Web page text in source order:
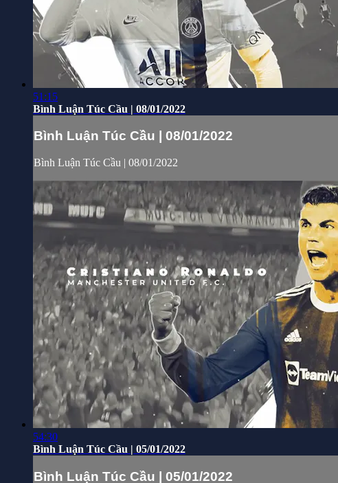
51:15
Bình Luận Túc Cầu | 08/01/2022
Bình Luận Túc Cầu | 08/01/2022
Bình Luận Túc Cầu | 08/01/2022
54:30
Bình Luận Túc Cầu | 05/01/2022
Bình Luận Túc Cầu | 05/01/2022